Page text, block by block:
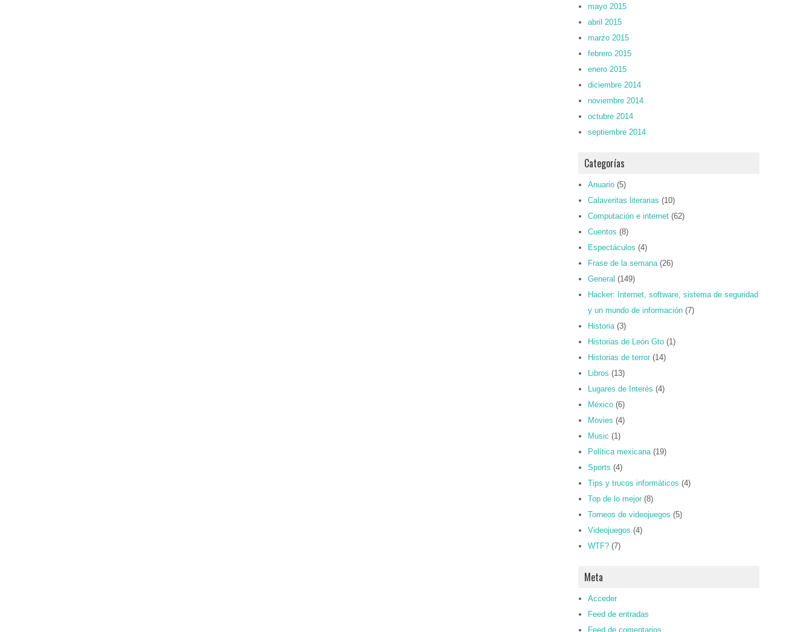
mayo 2015
abril 2015
marzo 2015
febrero 2015
enero 2015
diciembre 2014
noviembre 2014
octubre 2014
septiembre 2014
Categorías
Anuario (5)
Calaveritas literarias (10)
Computación e internet (62)
Cuentos (8)
Espectáculos (4)
Frase de la semana(26)
General (149)
Hacker: Internet, software, sistema de seguridad
y un mundo de información (7)
Historia(3)
Historias de León Gto (1)
Historias de terror (14)
Libros (13)
Lugares de Interés (4)
México (6)
Movies (4)
Music (1)
Política mexicana(19)
Sports (4)
Tips y trucos informáticos (4)
Top de lo mejor (8)
Torneos de videojuegos (5)
Videojuegos (4)
WTF? (7)
Meta
Acceder
Feed de entradas
Feed de comentarios